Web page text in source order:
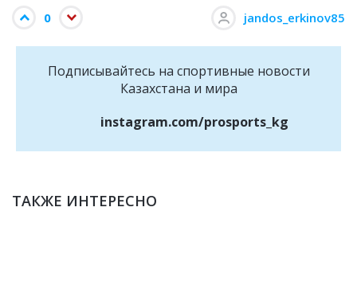
0 jandos_erkinov85
Подписывайтесь на cпортивные новости
Казахстана и мира
instagram.com/prosports_kg
ТАКЖЕ ИНТЕРЕСНО